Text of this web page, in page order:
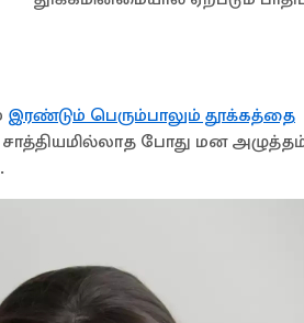
இரண்டும் பெரும்பாலும் தூக்கத்தை
போது மன